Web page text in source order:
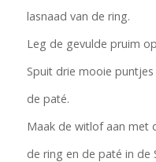
lasnaad van de ring.
Leg de gevulde pruim
Spuit drie mooie
de paté.
Maak de witlof aan met
de ring en de paté in de